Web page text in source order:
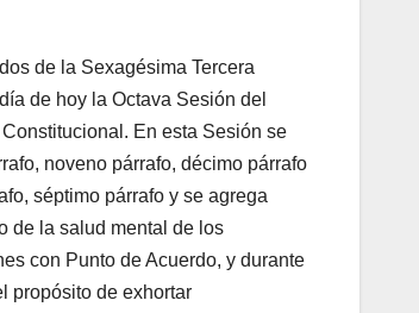
de la Sexagésima Tercera
de hoy la Octava Sesión del
En esta Sesión se
noveno párrafo, décimo párrafo
séptimo párrafo y se agrega
de la salud mental de los
con Punto de Acuerdo, y durante
propósito de exhortar